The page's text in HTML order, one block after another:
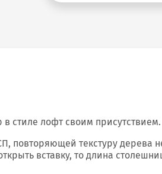
в стиле лофт своим присутствием.
текстуру дерева
вставку, то длина